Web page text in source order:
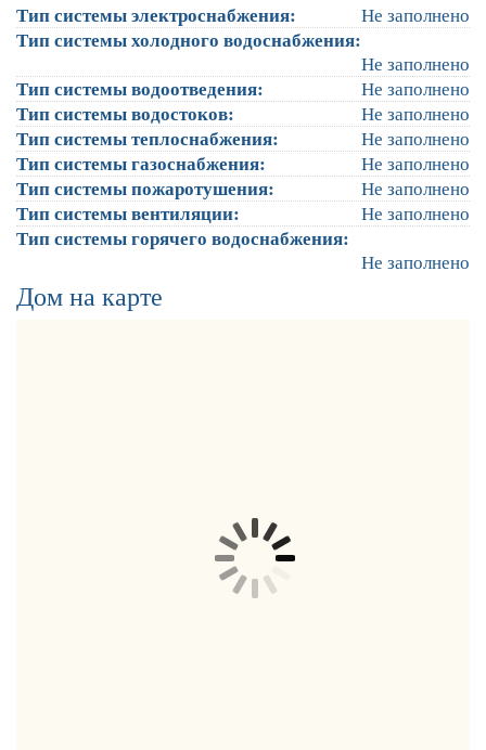
Тип системы электроснабжения: Не заполнено
Тип системы холодного водоснабжения:
Не заполнено
Тип системы водоотведения: Не заполнено
Тип системы водостоков: Не заполнено
Тип системы теплоснабжения: Не заполнено
Тип системы газоснабжения: Не заполнено
Тип системы пожаротушения: Не заполнено
Тип системы вентиляции: Не заполнено
Тип системы горячего водоснабжения:
Не заполнено
Дом на карте